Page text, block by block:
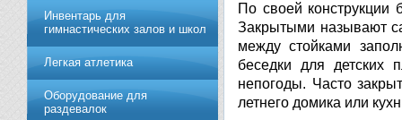
По своей конструкции
Закрытыми называют
между стойками
беседки для
непогоды. Часто
летнего домика или
Инвентарь для
гимнастических залов и школ
Легкая атлетика
Оборудование для
раздевалок